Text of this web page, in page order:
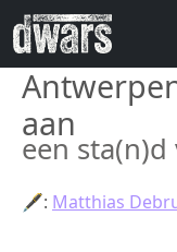
Overslaan en naar de
aan
een
🖋: Matthias